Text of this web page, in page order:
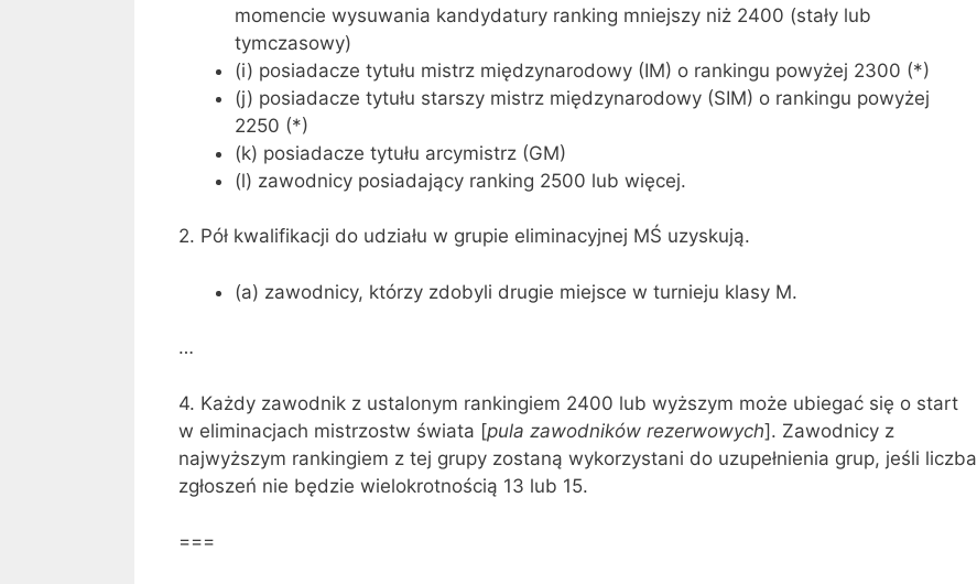
momencie wysuwania kandydatury ranking mniejszy niż 2400 (stały lub
tymczasowy)
(i) posiadacze tytułu mistrz międzynarodowy (IM) o rankingu powyżej 2300 (*)
(j) posiadacze tytułu starszy mistrz międzynarodowy (SIM) o rankingu powyżej
2250 (*)
(k) posiadacze tytułu arcymistrz (GM)
(l) zawodnicy posiadający ranking 2500 lub więcej.
2. Pół kwalifikacji do udziału w grupie eliminacyjnej MŚ uzyskują.
(a) zawodnicy, którzy zdobyli drugie miejsce w turnieju klasy M.
…
4. Każdy zawodnik z ustalonym rankingiem 2400 lub wyższym może ubiegać się o start
w eliminacjach mistrzostw świata [pula zawodników rezerwowych]. Zawodnicy z
najwyższym rankingiem z tej grupy zostaną wykorzystani do uzupełnienia grup, jeśli liczba
zgłoszeń nie będzie wielokrotnością 13 lub 15.
===